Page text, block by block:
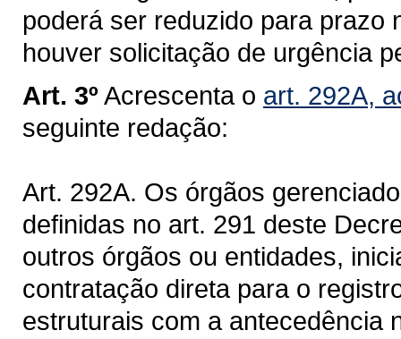
poderá ser reduzido para prazo
houver solicitação de urgência
Art. 3º Acrescenta o art. 292A,
seguinte redação:
Art. 292A. Os órgãos
definidas no art. 291 deste
outros órgãos ou entidades,
contratação direta para o
estruturais com a antecedência